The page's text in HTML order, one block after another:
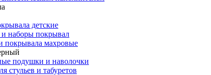
детские
наборы покрывал
покрывала махровые
подушки и наволочки
стульев и табуретов